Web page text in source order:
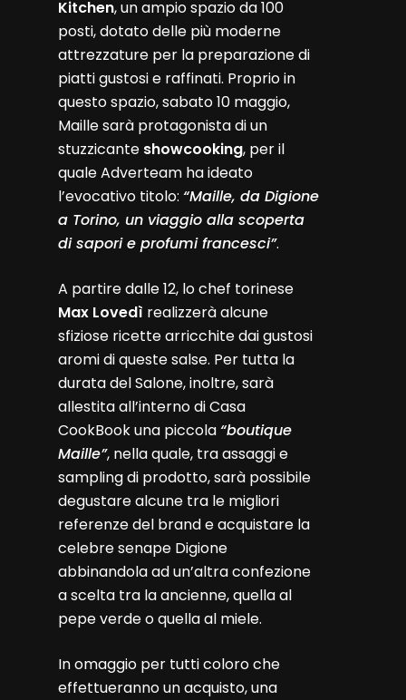
Kitchen, un ampio spazio da 100
posti, dotato delle più moderne
attrezzature per la preparazione di
piatti gustosi e raffinati. Proprio in
questo spazio, sabato 10 maggio,
Maille sarà protagonista di un
stuzzicante showcooking, per il
quale Adverteam ha ideato
l’evocativo titolo:“Maille, da Digione
a Torino, un viaggio alla scoperta
di sapori e profumi francesci”.
A partire dalle 12, lo chef torinese
Max Lovedì realizzerà alcune
sfiziose ricette arricchite dai gustosi
aromi di queste salse. Per tutta la
durata del Salone, inoltre, sarà
allestita all’interno di Casa
CookBook una piccola“boutique
Maille”, nella quale, tra assaggi e
sampling di prodotto, sarà possibile
degustare alcune tra le migliori
referenze del brand e acquistare la
celebre senape Digione
abbinandola ad un’altra confezione
a scelta tra la ancienne, quella al
pepe verde o quella al miele.
In omaggio per tutti coloro che
effettueranno un acquisto, una